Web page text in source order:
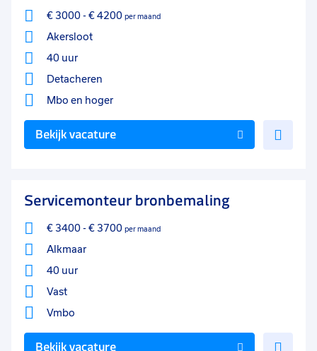
€ 3000- € 4200 per maand
Akersloot
40 uur
Detacheren
Mbo en hoger
Bekijk vacature
Servicemonteur bronbemaling
€ 3400- € 3700 per maand
Alkmaar
40 uur
Vast
Vmbo
Bekijk vacature